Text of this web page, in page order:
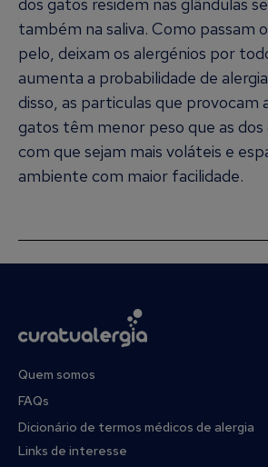
também na saliva. Como passam
pelo, deixam os alergénios por
aumenta a probabilidade de
disso, as particulas que provocam
gatos têm menor peso que as dos
com que sejam mais voláteis e
ambiente com maior facilidade.
Quem somos
FAQs
Dicionário de termos médicos de alergia
Links de interesse